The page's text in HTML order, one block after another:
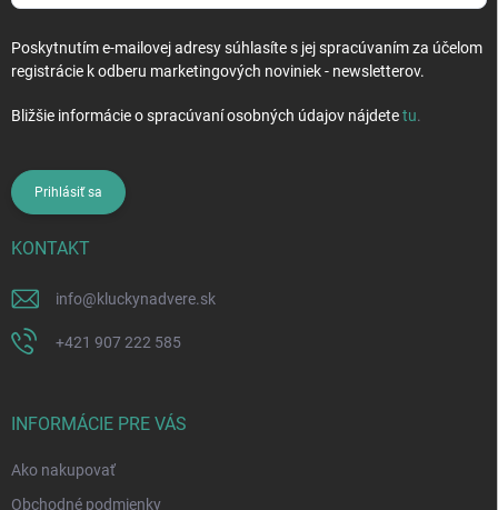
Poskytnutím e-mailovej adresy súhlasíte s jej spracúvaním za účelom
registrácie k odberu marketingových noviniek - newsletterov.
Bližšie informácie o spracúvaní osobných údajov nájdetetu.
Prihlásiť sa
KONTAKT
info@kluckynadvere.sk
+421 907 222 585
INFORMÁCIE PRE VÁS
Ako nakupovať
Obchodné podmienky